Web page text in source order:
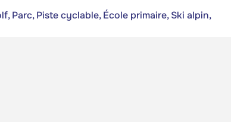
Parc, Piste cyclable, École primaire, Ski alpin,